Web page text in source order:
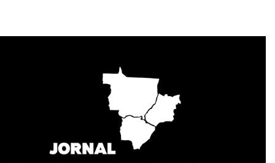
INSCREVER